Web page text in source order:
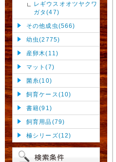
レギウスオオツヤクワ
ガタ(47)
その他成虫(566)
幼虫(2775)
産卵木(11)
マット(7)
菌糸(10)
飼育ケース(10)
書籍(91)
飼育用品(79)
極シリーズ(12)